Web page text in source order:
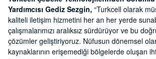
Yardımcısı Gediz Sezgin, “Turkcell olarak
kaliteli iletişim hizmetini her an her yerde
çalışmalarımızı aralıksız sürdürüyor ve bu
çözümler geliştiriyoruz. Nüfusun dönemsel
kaynaklarının erişemediği bölgelerde oluşan